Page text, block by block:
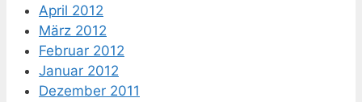
April 2012
März 2012
Februar 2012
Januar 2012
Dezember 2011